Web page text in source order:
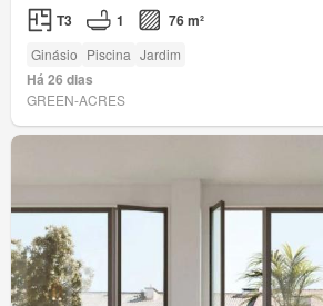
T3 1 76 m²
Ginásio Piscina Jardim
Há 26 dias
GREEN-ACRES